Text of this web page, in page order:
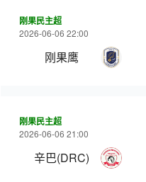
刚果民主超
2026-06-06 22:00
刚果鹰
刚果民主超
2026-06-06 21:00
辛巴(DRC)